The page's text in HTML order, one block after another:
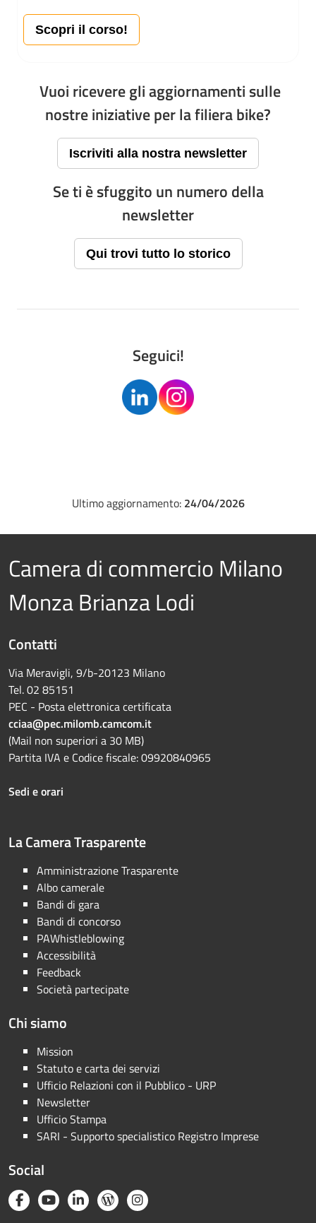
Scopri il corso!
Vuoi ricevere gli aggiornamenti sulle
nostre iniziative per la filiera bike?
Iscriviti alla nostra newsletter
Se ti è sfuggito un numero della
newsletter
Qui trovi tutto lo storico
Seguici!
Ultimo aggiornamento: 24/04/2026
Camera di commercio Milano
Monza Brianza Lodi
Contatti
Via Meravigli, 9/b-20123 Milano
Tel. 02 85151
PEC - Posta elettronica certificata
cciaa@pec.milomb.camcom.it
(Mail non superiori a 30 MB)
Partita IVA e Codice fiscale: 09920840965
Sedi e orari
La Camera Trasparente
Amministrazione Trasparente
Albo camerale
Bandi di gara
Bandi di concorso
PAWhistleblowing
Accessibilità
Feedback
Società partecipate
Chi siamo
Mission
Statuto e carta dei servizi
Ufficio Relazioni con il Pubblico - URP
Newsletter
Ufficio Stampa
SARI - Supporto specialistico Registro Imprese
Social